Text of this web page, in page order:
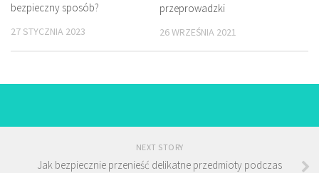
bezpieczny sposób?
27 STYCZNIA 2023
przeprowadzki
26 WRZEŚNIA 2021
NEXT STORY
Jak bezpiecznie przenieść delikatne przedmioty podczas